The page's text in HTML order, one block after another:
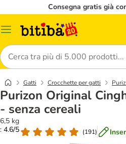
Consegna gratis già
Overview
Cerca
Gatti Crocchette per gatti
Purizon Original
- senza cereali
6,5 kg
: 4.6/5
(191)